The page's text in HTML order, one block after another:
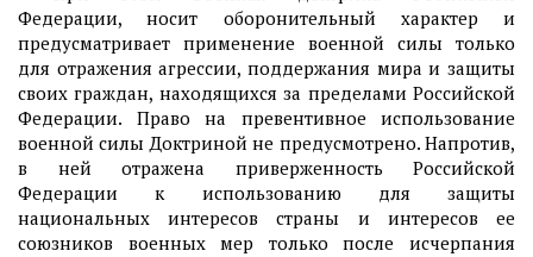
Федерации, носит оборонительный характер и
предусматривает применение военной силы только
для отражения агрессии, поддержания мира и защиты
своих граждан, находящихся за пределами Российской
Федерации. Право на превентивное использование
военной силы Доктриной не предусмотрено. Напротив,
в ней отражена приверженность Российской
Федерации к использованию для защиты
национальных интересов страны и интересов ее
союзников военных мер только после исчерпания